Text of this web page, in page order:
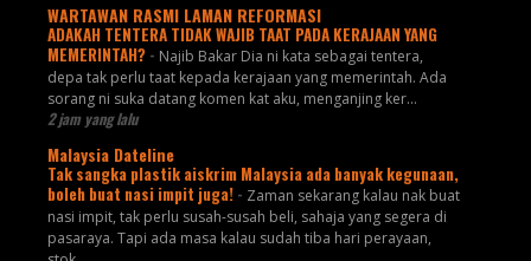
WARTAWAN RASMI LAMAN REFORMASI
ADAKAH TENTERA TIDAK WAJIB TAAT PADA KERAJAAN YANG
MEMERINTAH? - Najib Bakar Dia ni kata sebagai tentera,
depa tak perlu taat kepada kerajaan yang memerintah. Ada
sorang ni suka datang komen kat aku, menganjing ker...
2 jam yang lalu
Malaysia Dateline
Tak sangka plastik aiskrim Malaysia ada banyak kegunaan,
boleh buat nasi impit juga! - Zaman sekarang kalau nak buat
nasi impit, tak perlu susah-susah beli, sahaja yang segera di
pasaraya. Tapi ada masa kalau sudah tiba hari perayaan,